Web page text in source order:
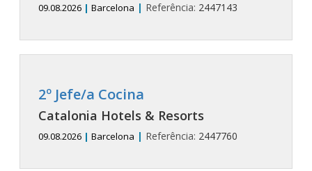
09.08.2026 | Barcelona | Referência: 2447143
2º Jefe/a Cocina
Catalonia Hotels & Resorts
09.08.2026 | Barcelona | Referência: 2447760